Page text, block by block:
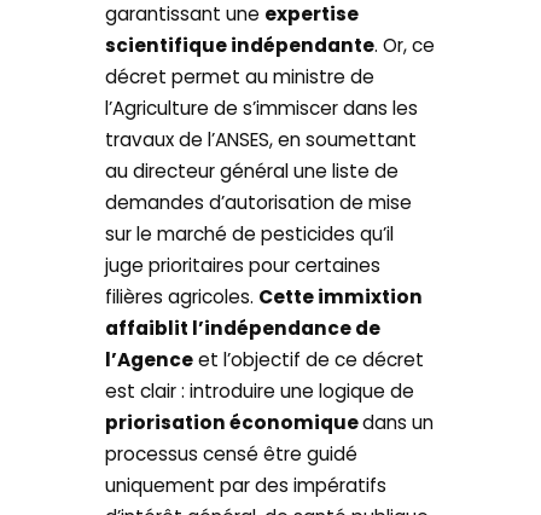
garantissant une expertise
scientifique indépendante. Or, ce
décret permet au ministre de
l’Agriculture de s’immiscer dans les
travaux de l’ANSES, en soumettant
au directeur général une liste de
demandes d’autorisation de mise
sur le marché de pesticides qu’il
juge prioritaires pour certaines
filières agricoles. Cette immixtion
affaiblit l’indépendance de
l’Agenceet l’objectif de ce décret
est clair : introduire une logique de
priorisation économiquedans un
processus censé être guidé
uniquement par des impératifs